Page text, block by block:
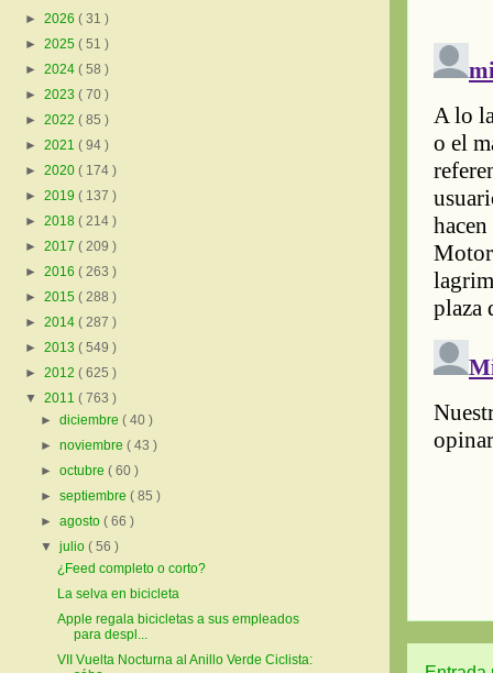
► 2026 ( 31 )
► 2025 ( 51 )
► 2024 ( 58 )
► 2023 ( 70 )
► 2022 ( 85 )
► 2021 ( 94 )
► 2020 ( 174 )
► 2019 ( 137 )
► 2018 ( 214 )
► 2017 ( 209 )
► 2016 ( 263 )
► 2015 ( 288 )
► 2014 ( 287 )
► 2013 ( 549 )
► 2012 ( 625 )
▼ 2011 ( 763 )
►diciembre( 40 )
►noviembre( 43 )
►octubre( 60 )
►septiembre( 85 )
►agosto( 66 )
▼julio( 56 )
¿Feed completo o corto?
La selva en bicicleta
Apple regala bicicletas a sus empleados
para despl...
VII Vuelta Nocturna al Anillo Verde Ciclista: